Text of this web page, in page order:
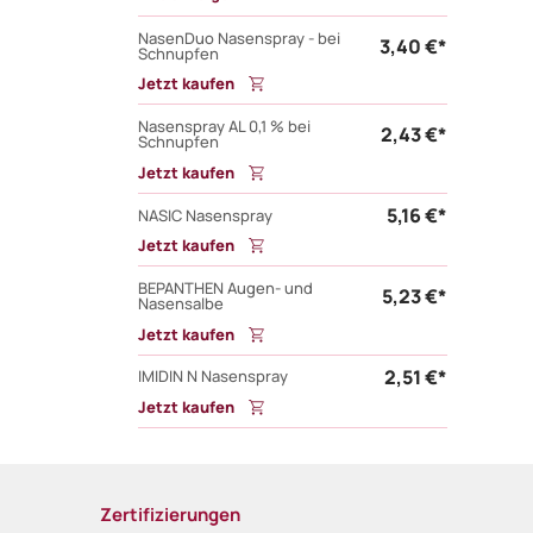
NasenDuo Nasenspray - bei
Schnupfen 3,40 €*
Jetzt kaufen
Nasenspray AL 0,1 % bei
Schnupfen 2,43 €*
Jetzt kaufen
NASIC Nasenspray
5,16 €*
Jetzt kaufen
BEPANTHEN Augen- und
Nasensalbe 5,23 €*
Jetzt kaufen
IMIDIN N Nasenspray
2,51 €*
Jetzt kaufen
Zertifizierungen